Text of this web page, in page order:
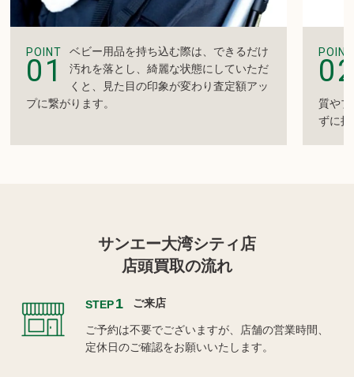
POINT
01
ベビー用品を持ち込む際は、できるだけ
汚れを落とし、綺麗な状態にしていただ
くと、見た目の印象が変わり査定額アッ
プに繋がります。
POINT
質や
ずに
サンエー大湾シティ店
店頭買取の流れ
STEP1 ご来店
ご予約は不要でございますが、店舗の営業時間、
定休日のご確認をお願いいたします。